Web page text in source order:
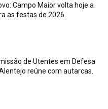
Campo Maior volta hoje a
as festas de 2026.
de Utentes em Defesa
reúne com autarcas.